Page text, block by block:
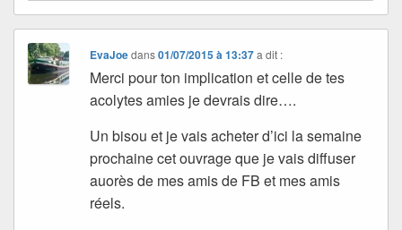
EvaJoedans01/07/2015 à 13:37 a dit :
Merci pour ton implication et celle de tes
acolytes amies je devrais dire….
Un bisou et je vais acheter d’ici la semaine
prochaine cet ouvrage que je vais diffuser
auorès de mes amis de FB et mes amis
réels.